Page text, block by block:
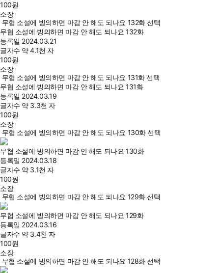
100원
소장
무협 소설에 빙의하면 마감 안 해도 되나요 132화 선택
무협 소설에 빙의하면 마감 안 해도 되나요 132화
등록일 2024.03.21
글자수 약 4.1천 자
100원
소장
무협 소설에 빙의하면 마감 안 해도 되나요 131화 선택
무협 소설에 빙의하면 마감 안 해도 되나요 131화
등록일 2024.03.19
글자수 약 3.3천 자
100원
소장
무협 소설에 빙의하면 마감 안 해도 되나요 130화 선택
무협 소설에 빙의하면 마감 안 해도 되나요 130화
등록일 2024.03.18
글자수 약 3.1천 자
100원
소장
무협 소설에 빙의하면 마감 안 해도 되나요 129화 선택
무협 소설에 빙의하면 마감 안 해도 되나요 129화
등록일 2024.03.16
글자수 약 3.4천 자
100원
소장
무협 소설에 빙의하면 마감 안 해도 되나요 128화 선택